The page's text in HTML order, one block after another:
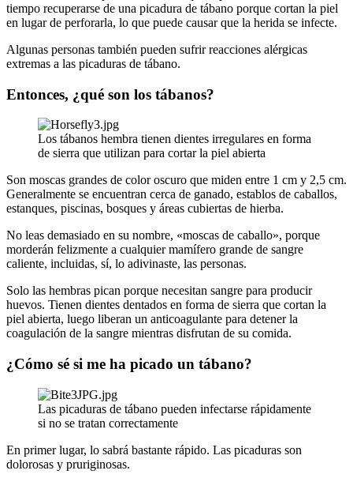
tiempo recuperarse de una picadura de tábano porque cortan la piel
en lugar de perforarla, lo que puede causar que la herida se infecte.
Algunas personas también pueden sufrir reacciones alérgicas
extremas a las picaduras de tábano.
Entonces, ¿qué son los tábanos?
Los tábanos hembra tienen dientes irregulares en forma
de sierra que utilizan para cortar la piel abierta
Son moscas grandes de color oscuro que miden entre 1 cm y 2,5 cm.
Generalmente se encuentran cerca de ganado, establos de caballos,
estanques, piscinas, bosques y áreas cubiertas de hierba.
No leas demasiado en su nombre, «moscas de caballo», porque
morderán felizmente a cualquier mamífero grande de sangre
caliente, incluidas, sí, lo adivinaste, las personas.
Solo las hembras pican porque necesitan sangre para producir
huevos. Tienen dientes dentados en forma de sierra que cortan la
piel abierta, luego liberan un anticoagulante para detener la
coagulación de la sangre mientras disfrutan de su comida.
¿Cómo sé si me ha picado un tábano?
Las picaduras de tábano pueden infectarse rápidamente
si no se tratan correctamente
En primer lugar, lo sabrá bastante rápido. Las picaduras son
dolorosas y pruriginosas.